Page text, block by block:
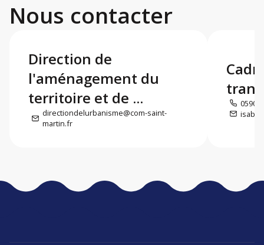
Nous contacter
Direction de
l'aménagement du
territoire et de ...
directiondelurbanisme@com-saint-
martin.fr
0590